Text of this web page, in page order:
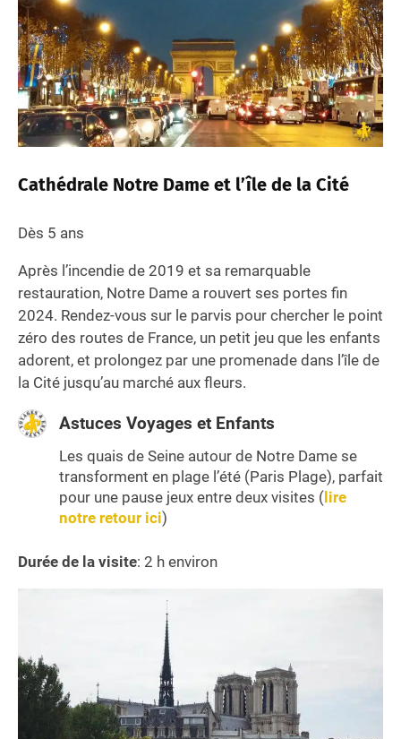
Cathédrale Notre Dame et l’île de la Cité
Dès 5 ans
Après l’incendie de 2019 et sa remarquable
restauration, Notre Dame a rouvert ses portes fin
2024. Rendez-vous sur le parvis pour chercher le point
zéro des routes de France, un petit jeu que les enfants
adorent, et prolongez par une promenade dans l’île de
la Cité jusqu’au marché aux fleurs.
Astuces Voyages et Enfants
Les quais de Seine autour de Notre Dame se
transforment en plage l’été (Paris Plage), parfait
pour une pause jeux entre deux visites (lire
notre retour ici)
Durée de la visite: 2 h environ